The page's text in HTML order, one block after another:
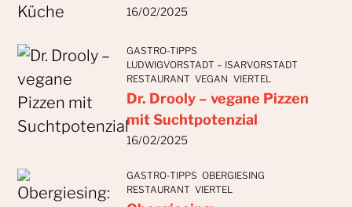
16/02/2025
GASTRO-TIPPS
LUDWIGVORSTADT – ISARVORSTADT
RESTAURANT VEGAN VIERTEL
Dr. Drooly – vegane Pizzen
mit Suchtpotenzial
16/02/2025
GASTRO-TIPPS OBERGIESING
RESTAURANT VIERTEL